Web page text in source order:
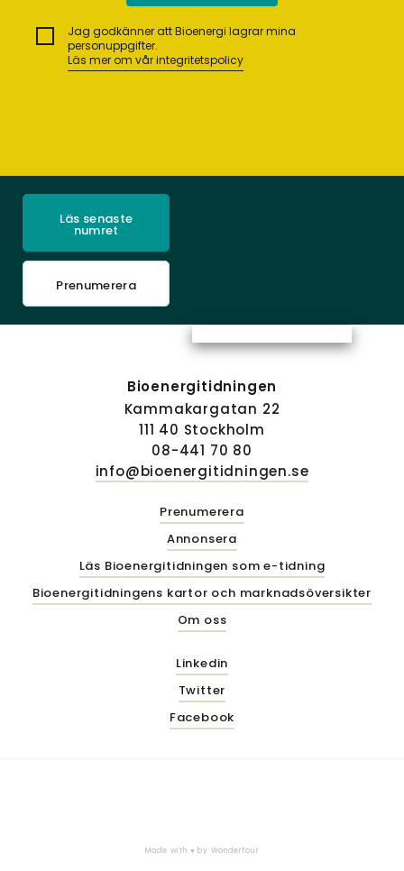
Jag godkänner att Bioenergi lagrar mina
personuppgifter.
Läs mer om vår integritetspolicy
Läs senaste
numret
Prenumerera
Bioenergitidningen
Kammakargatan 22
111 40 Stockholm
08-441 70 80
info@bioenergitidningen.se
Prenumerera
Annonsera
Läs Bioenergitidningen som e-tidning
Bioenergitidningens kartor och marknadsöversikter
Om oss
Linkedin
Twitter
Facebook
Made with ♥ by Wonderfour